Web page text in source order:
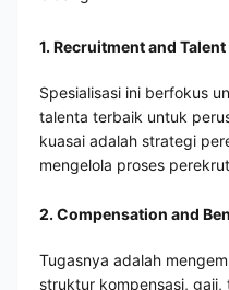
1. Recruitment and
Spesialisasi ini berfokus
talenta terbaik untuk
kuasai adalah strategi
mengelola proses
2. Compensation and
Tugasnya adalah
struktur kompensasi, gaji,